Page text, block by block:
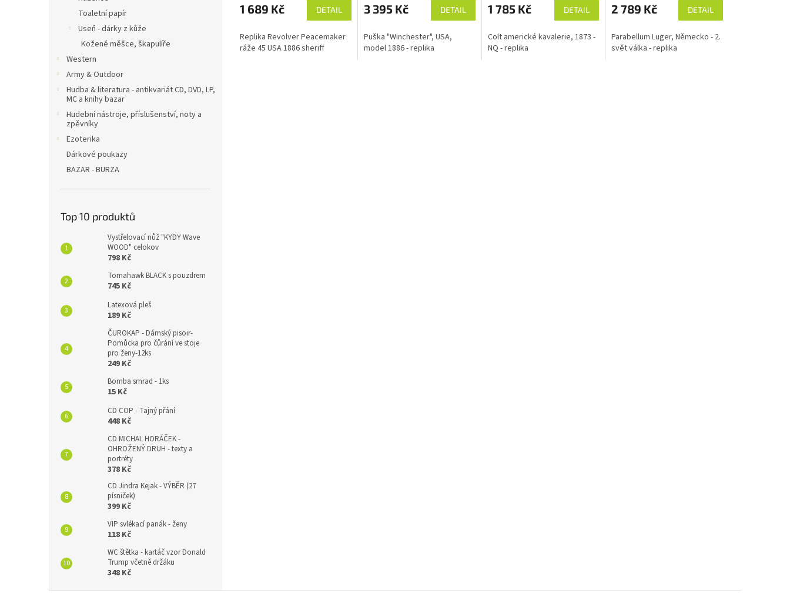
Toaletní papír
Useň - dárky z kůže
Kožené měšce, škapulíře
Western
Army & Outdoor
Hudba & literatura - antikvariát CD, DVD, LP,
MC a knihy bazar
Hudební nástroje, příslušenství, noty a
zpěvníky
Ezoterika
Dárkové poukazy
BAZAR - BURZA
Top 10 produktů
Vystřelovací nůž "KYDY Wave
WOOD" celokov
798 Kč
Tomahawk BLACK s pouzdrem
745 Kč
Latexová pleš
189 Kč
ČUROKAP - Dámský pisoir-
Pomůcka pro čůrání ve stoje
pro ženy-12ks
249 Kč
Bomba smrad - 1ks
15 Kč
CD COP - Tajný přání
448 Kč
CD MICHAL HORÁČEK -
OHROŽENÝ DRUH - texty a
portréty
378 Kč
CD Jindra Kejak - VÝBĚR (27
písniček)
399 Kč
VIP svlékací panák - ženy
118 Kč
WC štětka - kartáč vzor Donald
Trump včetně držáku
348 Kč
1 689 Kč DETAIL
Replika Revolver Peacemaker
ráže 45 USA 1886 sheriff
3 395 Kč DETAIL
Puška "Winchester", USA,
model 1886 - replika
1 785 Kč DETAIL
Colt americké kavalerie, 1873 -
NQ - replika
2 789 Kč DETAIL
Parabellum Luger, Německo - 2.
svět válka - replika